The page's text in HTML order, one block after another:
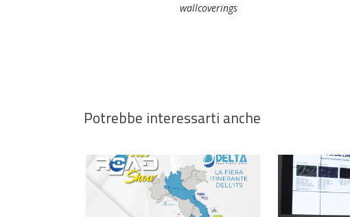
wallcoverings
Potrebbe interessarti anche